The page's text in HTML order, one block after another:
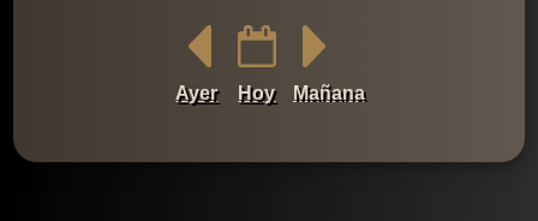
Ayer Hoy Mañana